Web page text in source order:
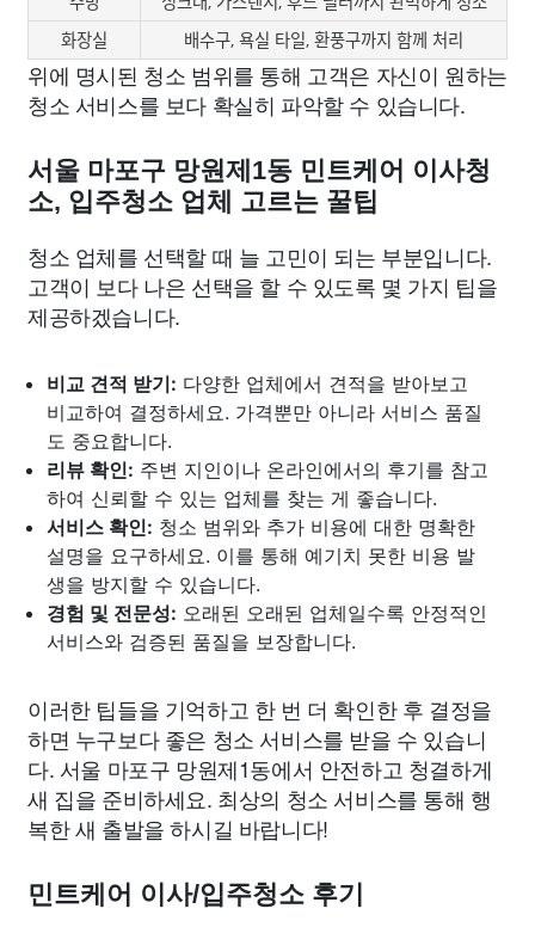
화장실
배수구, 욕실 타일, 환풍구까지 함께 처리
위에 명시된 청소 범위를 통해 고객은 자신이 원하는
청소 서비스를 보다 확실히 파악할 수 있습니다.
서울 마포구 망원제1동 민트케어 이사청
소, 입주청소 업체 고르는 꿀팁
청소 업체를 선택할 때 늘 고민이 되는 부분입니다.
고객이 보다 나은 선택을 할 수 있도록 몇 가지 팁을
제공하겠습니다.
비교 견적 받기: 다양한 업체에서 견적을 받아보고
비교하여 결정하세요. 가격뿐만 아니라 서비스 품질
도 중요합니다.
리뷰 확인: 주변 지인이나 온라인에서의 후기를 참고
하여 신뢰할 수 있는 업체를 찾는 게 좋습니다.
서비스 확인: 청소 범위와 추가 비용에 대한 명확한
설명을 요구하세요. 이를 통해 예기치 못한 비용 발
생을 방지할 수 있습니다.
경험 및 전문성: 오래된 오래된 업체일수록 안정적인
서비스와 검증된 품질을 보장합니다.
이러한 팁들을 기억하고 한 번 더 확인한 후 결정을
하면 누구보다 좋은 청소 서비스를 받을 수 있습니
다. 서울 마포구 망원제1동에서 안전하고 청결하게
새 집을 준비하세요. 최상의 청소 서비스를 통해 행
복한 새 출발을 하시길 바랍니다!
민트케어 이사/입주청소 후기